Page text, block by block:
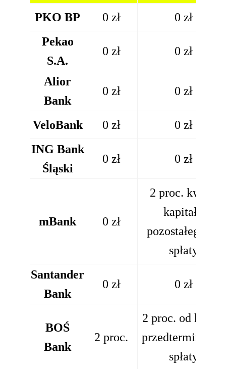
PKO BP 0 zł
0 zł
Pekao
S.A.
0 zł 0 zł
Alior
Bank
0 zł 0 zł
VeloBank 0 zł
0 zł
ING Bank
Śląski
0 zł 0 zł
mBank 0 zł
2 proc. kwoty
kapitału
pozostałego do
spłaty
Santander
Bank
0 zł 0 zł
BOŚ
Bank
2 proc.
2 proc. od kwoty
przedterminowej
spłaty